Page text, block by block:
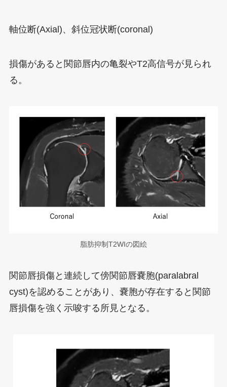
軸位断(Axial)、斜位冠状断(coronal)
損傷があると関節唇内の亀裂やT2高信号が見られ
る。
脂肪抑制T2WIの図絵
関節唇損傷と連続して傍関節唇嚢胞(paralabral
cyst)を認めることがあり、嚢胞が存在すると関節
唇損傷を強く示唆する所見となる。